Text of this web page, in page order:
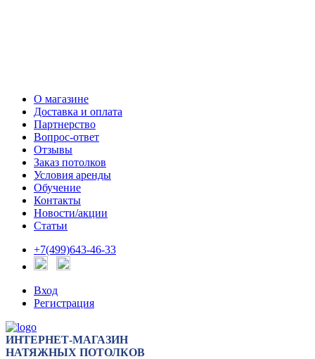
О магазине
Доставка и оплата
Партнерство
Вопрос-ответ
Отзывы
Заказ потолков
Условия аренды
Обучение
Контакты
Новости/акции
Статьи
+7(499)643-46-33
Вход
Регистрация
ИНТЕРНЕТ-МАГАЗИН
НАТЯЖНЫХ ПОТОЛКОВ